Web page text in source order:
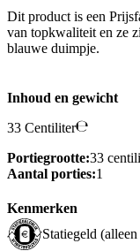
Dit product is een
van topkwaliteit en ze
blauwe duimpje.
Inhoud en gewicht
33 Centiliter
Portiegrootte:33
Aantal porties:1
Kenmerken
Statiegeld